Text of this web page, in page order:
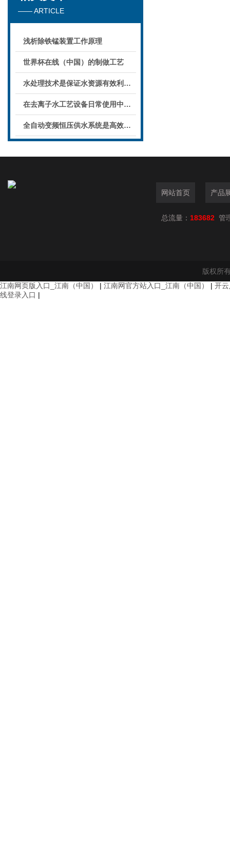
—— ARTICLE
浅析除铁锰装置工作原理
世界杯在线（中国）的制做工艺
水处理技术是保证水资源有效利用和可持续发展的重要手段之一
在去离子水工艺设备日常使用中，需要注意哪些事项
全自动变频恒压供水系统是高效智能的供水解决方案
网站首页 产品
总流量： 183682 管
版权所
江南网页版入口_江南（中国）
| 江南网官方站入口_江南（中国） | 开
线登录入口 |